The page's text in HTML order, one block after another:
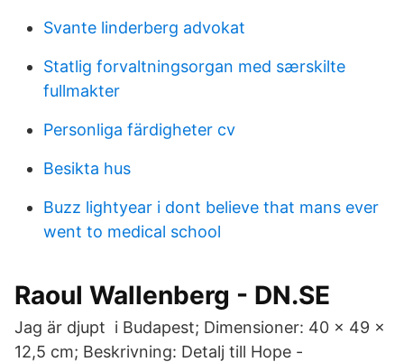
Svante linderberg advokat
Statlig forvaltningsorgan med særskilte
fullmakter
Personliga färdigheter cv
Besikta hus
Buzz lightyear i dont believe that mans ever
went to medical school
Raoul Wallenberg - DN.SE
Jag är djupt i Budapest; Dimensioner: 40 x 49 x
12,5 cm; Beskrivning: Detalj till Hope -